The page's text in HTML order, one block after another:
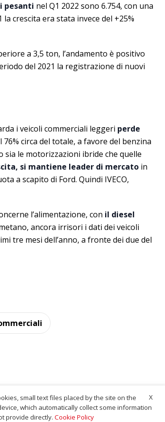
pesanti nel Q1 2022 sono 6.754, con una
crescita era stata invece del +25%
a 3,5 ton, l’andamento è positivo
del 2021 la registrazione di nuovi
i veicoli commerciali leggeri perde
76% circa del totale, a favore del benzina
sia le motorizzazioni ibride che quelle
si mantiene leader di mercato in
a scapito di Ford. Quindi IVECO,
l’alimentazione, con il diesel
ancora irrisori i dati dei veicoli
tre mesi dell’anno, a fronte dei due del
X
small text files placed by the site on the
which automatically collect some information
provide directly. Cookie Policy